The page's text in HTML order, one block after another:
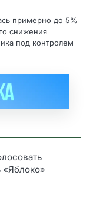
примерно до 5%
снижения
под контролем
«Яблоко»